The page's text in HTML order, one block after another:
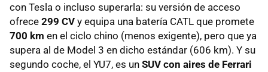
con Tesla o incluso superarla: su versión de acceso
ofrece 299 CV y equipa una batería CATL que promete
700 km en el ciclo chino (menos exigente), pero que ya
supera al de Model 3 en dicho estándar (606 km). Y su
segundo coche, el YU7, es un SUV con aires de Ferrari